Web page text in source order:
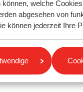
können, welche
abgesehen von
können jederzeit Ihre